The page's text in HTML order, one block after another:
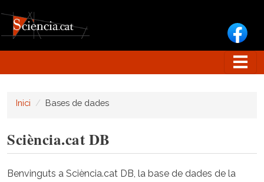
Inici Bases de dades
Sciència.cat DB
Benvinguts a Sciència.cat DB, la base de dades de la